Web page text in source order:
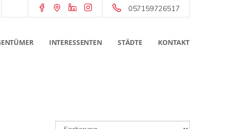
057159726517
INTERESSENTEN STÄDTE KONTAKT